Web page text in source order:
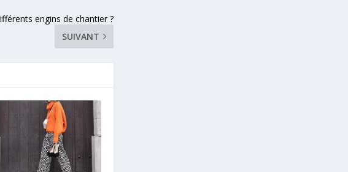
engins de chantier ?
SUIVANT